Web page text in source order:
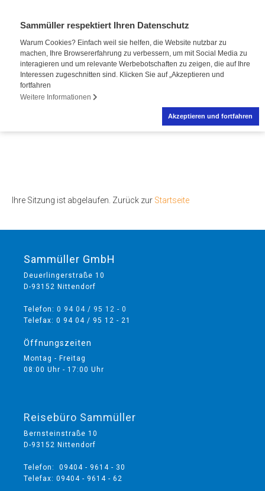
Sammüller respektiert Ihren Datenschutz
Warum Cookies? Einfach weil sie helfen, die Website nutzbar zu
machen, Ihre Browsererfahrung zu verbessern, um mit Social Media zu
interagieren und um relevante Werbebotschaften zu zeigen, die auf Ihre
Interessen zugeschnitten sind. Klicken Sie auf „Akzeptieren und
fortfahren
Weitere Informationen
Akzeptieren und fortfahren
Ihre Sitzung ist abgelaufen. Zurück zur Startseite
Sammüller GmbH
Deuerlingerstraße 10
D-93152 Nittendorf
Telefon: 0 94 04 / 95 12 - 0
Telefax: 0 94 04 / 95 12 - 21
Öffnungszeiten
Montag - Freitag
08:00 Uhr - 17:00 Uhr
Reisebüro Sammüller
Bernsteinstraße 10
D-93152 Nittendorf
Telefon: 09404 - 9614 - 30
Telefax: 09404 - 9614 - 62